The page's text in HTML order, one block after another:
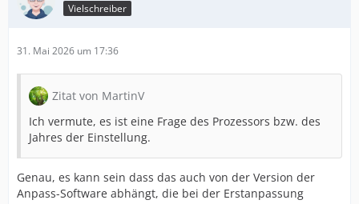
Vielschreiber
31. Mai 2026 um 17:36
Zitat von MartinV
Ich vermute, es ist eine Frage des Prozessors bzw. des
Jahres der Einstellung.
Genau, es kann sein dass das auch von der Version der
Anpass-Software abhängt, die bei der Erstanpassung